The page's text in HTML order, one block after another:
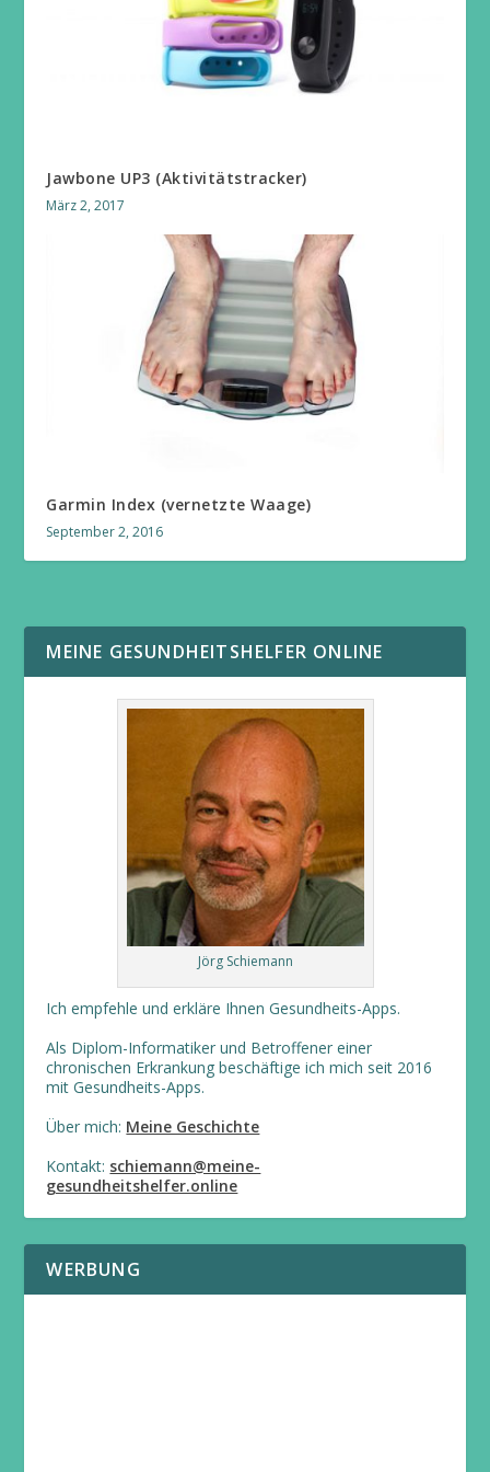
Jawbone UP3 (Aktivitätstracker)
März 2, 2017
Garmin Index (vernetzte Waage)
September 2, 2016
MEINE GESUNDHEITSHELFER ONLINE
Jörg Schiemann
Ich empfehle und erkläre Ihnen Gesundheits-Apps.
Als Diplom-Informatiker und Betroffener einer
chronischen Erkrankung beschäftige ich mich seit 2016
mit Gesundheits-Apps.
Über mich: Meine Geschichte
Kontakt: schiemann@meine-
gesundheitshelfer.online
WERBUNG